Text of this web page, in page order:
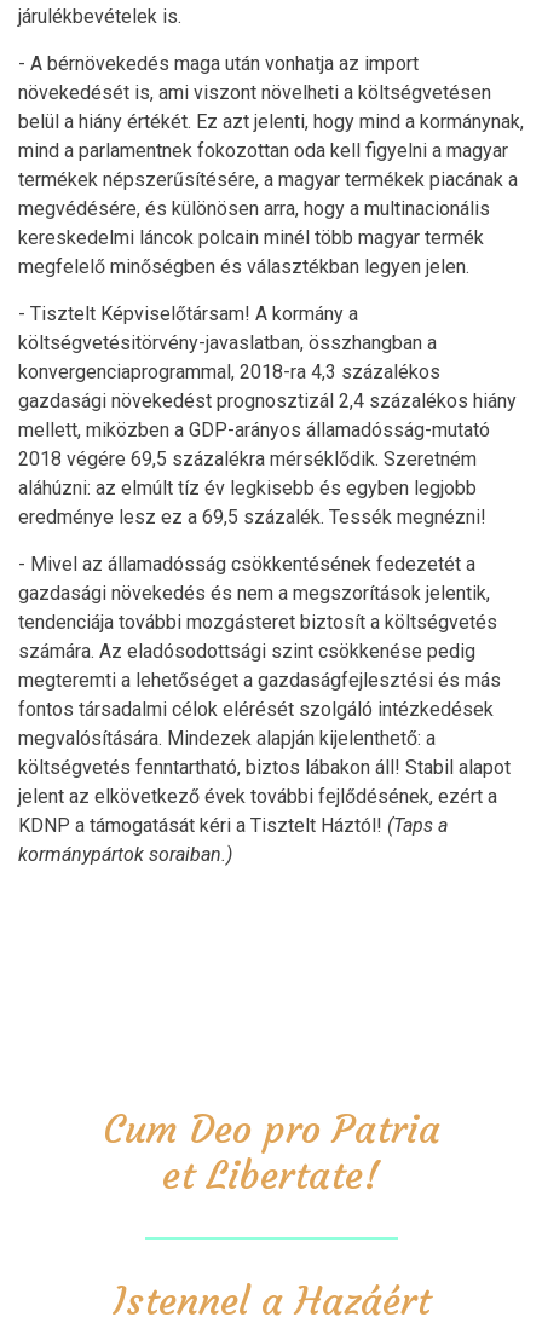
járulékbevételek is.
- A bérnövekedés maga után vonhatja az import
növekedését is, ami viszont növelheti a költségvetésen
belül a hiány értékét. Ez azt jelenti, hogy mind a kormánynak,
mind a parlamentnek fokozottan oda kell figyelni a magyar
termékek népszerűsítésére, a magyar termékek piacának a
megvédésére, és különösen arra, hogy a multinacionális
kereskedelmi láncok polcain minél több magyar termék
megfelelő minőségben és választékban legyen jelen.
- Tisztelt Képviselőtársam! A kormány a
költségvetésitörvény-javaslatban, összhangban a
konvergenciaprogrammal, 2018-ra 4,3 százalékos
gazdasági növekedést prognosztizál 2,4 százalékos hiány
mellett, miközben a GDP-arányos államadósság-mutató
2018 végére 69,5 százalékra mérséklődik. Szeretném
aláhúzni: az elmúlt tíz év legkisebb és egyben legjobb
eredménye lesz ez a 69,5 százalék. Tessék megnézni!
- Mivel az államadósság csökkentésének fedezetét a
gazdasági növekedés és nem a megszorítások jelentik,
tendenciája további mozgásteret biztosít a költségvetés
számára. Az eladósodottsági szint csökkenése pedig
megteremti a lehetőséget a gazdaságfejlesztési és más
fontos társadalmi célok elérését szolgáló intézkedések
megvalósítására. Mindezek alapján kijelenthető: a
költségvetés fenntartható, biztos lábakon áll! Stabil alapot
jelent az elkövetkező évek további fejlődésének, ezért a
KDNP a támogatását kéri a Tisztelt Háztól! (Taps a
kormánypártok soraiban.)
Cum Deo pro Patria
et Libertate!
Istennel a Hazáért